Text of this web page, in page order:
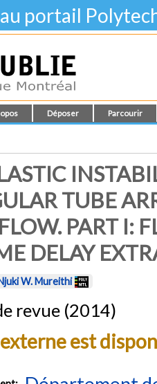
portail
Déposer Parcourir
TUBE
PART I:
DELAY
W. Mureithi
revue (2014)
est